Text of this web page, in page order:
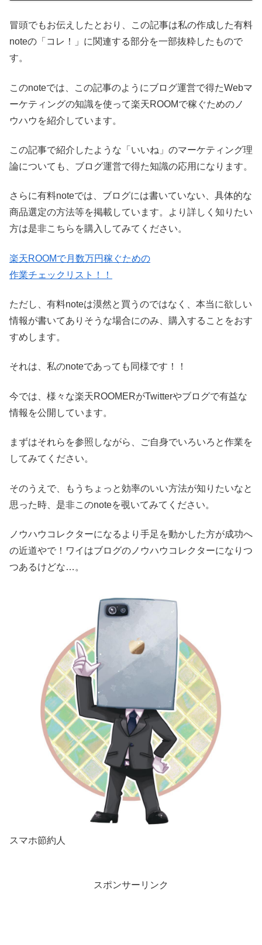
冒頭でもお伝えしたとおり、この記事は私の作成した有料
noteの「コレ！」に関連する部分を一部抜粋したもので
す。
このnoteでは、この記事のようにブログ運営で得たWebマ
ーケティングの知識を使って楽天ROOMで稼ぐためのノ
ウハウを紹介しています。
この記事で紹介したような「いいね」のマーケティング理
論についても、ブログ運営で得た知識の応用になります。
さらに有料noteでは、ブログには書いていない、具体的な
商品選定の方法等を掲載しています。より詳しく知りたい
方は是非こちらを購入してみてください。
楽天ROOMで月数万円稼ぐための
作業チェックリスト！！
ただし、有料noteは漠然と買うのではなく、本当に欲しい
情報が書いてありそうな場合にのみ、購入することをおす
すめします。
それは、私のnoteであっても同様です！！
今では、様々な楽天ROOMERがTwitterやブログで有益な
情報を公開しています。
まずはそれらを参照しながら、ご自身でいろいろと作業を
してみてください。
そのうえで、もうちょっと効率のいい方法が知りたいなと
思った時、是非このnoteを覗いてみてください。
ノウハウコレクターになるより手足を動かした方が成功へ
の近道やで！ワイはブログのノウハウコレクターになりつ
つあるけどな…。
スマホ節約人
スポンサーリンク